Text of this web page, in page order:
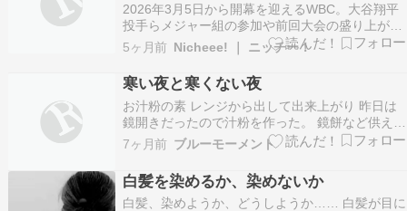
2026年3月5日から開幕を迎えるWBC。大谷翔平
投手らメジャー組の参加や前回大会の盛り上がり
もあり、注目度も過去イチなのではないかとも思
える。今回のWBCで日本代表が勝ち進んで大会が
盛り上がるのはもう当たり前として、今回はどこ
よりも早い次回のWBCに選ばれそうなメンバーを
予想し…
5ヶ月前 Nicheee! ｜ ニッチー！
寒い夜と寒くない夜
お汁粉の素 レンジから出して出来上がり 昨日は
鏡開きだったので汁粉を作った。 鏡餅など供える
習慣はないので もっとも簡単な方法で出来る汁粉
の素を前日に買っておいた。 こし餡でこの濃さだ
から関の東西を問わず汁粉になった。 汁粉や雑煮
や年越しそばは食べても七草粥や小豆粥は食べま
せん。…
7ヶ月前 ブルーモーメント
白髪を染めるか、染めないか
白髪、染めようか、どうしようか…… 白髪が目に